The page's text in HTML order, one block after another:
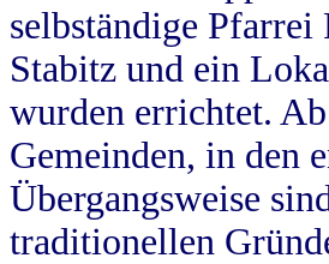
selbständige
Stabitz und ein
wurden errichtet.
Gemeinden, in den
Übergangsweise
traditionellen